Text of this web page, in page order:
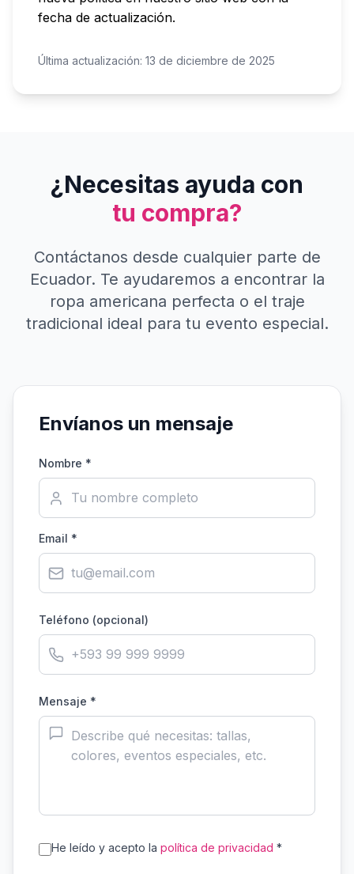
fecha de actualización.
Última actualización: 13 de diciembre de 2025
¿Necesitas ayuda con
tu compra?
Contáctanos desde cualquier parte de
Ecuador. Te ayudaremos a encontrar la
ropa americana perfecta o el traje
tradicional ideal para tu evento especial.
Envíanos un mensaje
Nombre *
Email *
Teléfono (opcional)
Mensaje *
He leído y acepto la política de privacidad *